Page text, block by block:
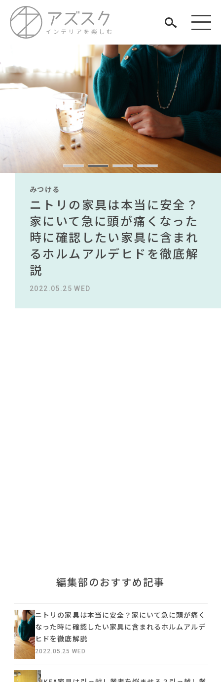
TAG LIST
#大塚家具#カリモク家具#中村アン#コメリ
#フェリシモ#関家具#チェア#テーブル
#インテリアの法則
#ニトリ#アダル#波瑠#コクヨ
#インテリアスタイリングの法則
#インダストリアルスタイル #河淳 #2022 春ドラマ
#IKEA #木図鑑#展示会#大川家具#IDÉE
#サステナブル
#おすすめ#無印良品
#映画#間宮祥太朗
#ファニタメ#MoMA
#タンスのゲン#KEYUCA
見つける
知る
楽しむ
ARCHIVE
NEWS
ABOUT
みつける
無印で有名デザイナーのアイ
テムが手に入る？無印良品で
買える有名デザイナーがデザ
インしたインテリアを一挙紹
介
2022.10.24 MON
みつける
IKEA家具は引っ越し業者を悩
ませる？引っ越し業者に敬遠
されている理由を徹底解
説！！
2023.09.27 WED
みつける
ニトリの家具は本当に安全？
家にいて急に頭が痛くなった
時に確認したい家具に含まれ
るホルムアルデヒドを徹底解
説
2022.05.25 WED
みつける
【部屋をおしゃれにしたい人
必見】今話題のインテリアス
タイルから定番スタイルまで
紹介！おすすめインテリアス
タイル18選
2023.09.23 SAT
みつける
無印で有名デザイナーのアイ
テムが手に入る？無印良品で
買える有名デザイナーがデザ
インしたインテリアを一挙紹
介
2022.10.24 MON
みつける
IKEA家具は引っ越し業者を悩
ませる？引っ越し業者に敬遠
されている理由を徹底解
説！！
2023.09.27 WED
編集部のおすすめ記事
ニトリの家具は本当に安全？家にいて急に頭が痛く
なった時に確認したい家具に含まれるホルムアルデ
ヒドを徹底解説
2022.05.25 WED